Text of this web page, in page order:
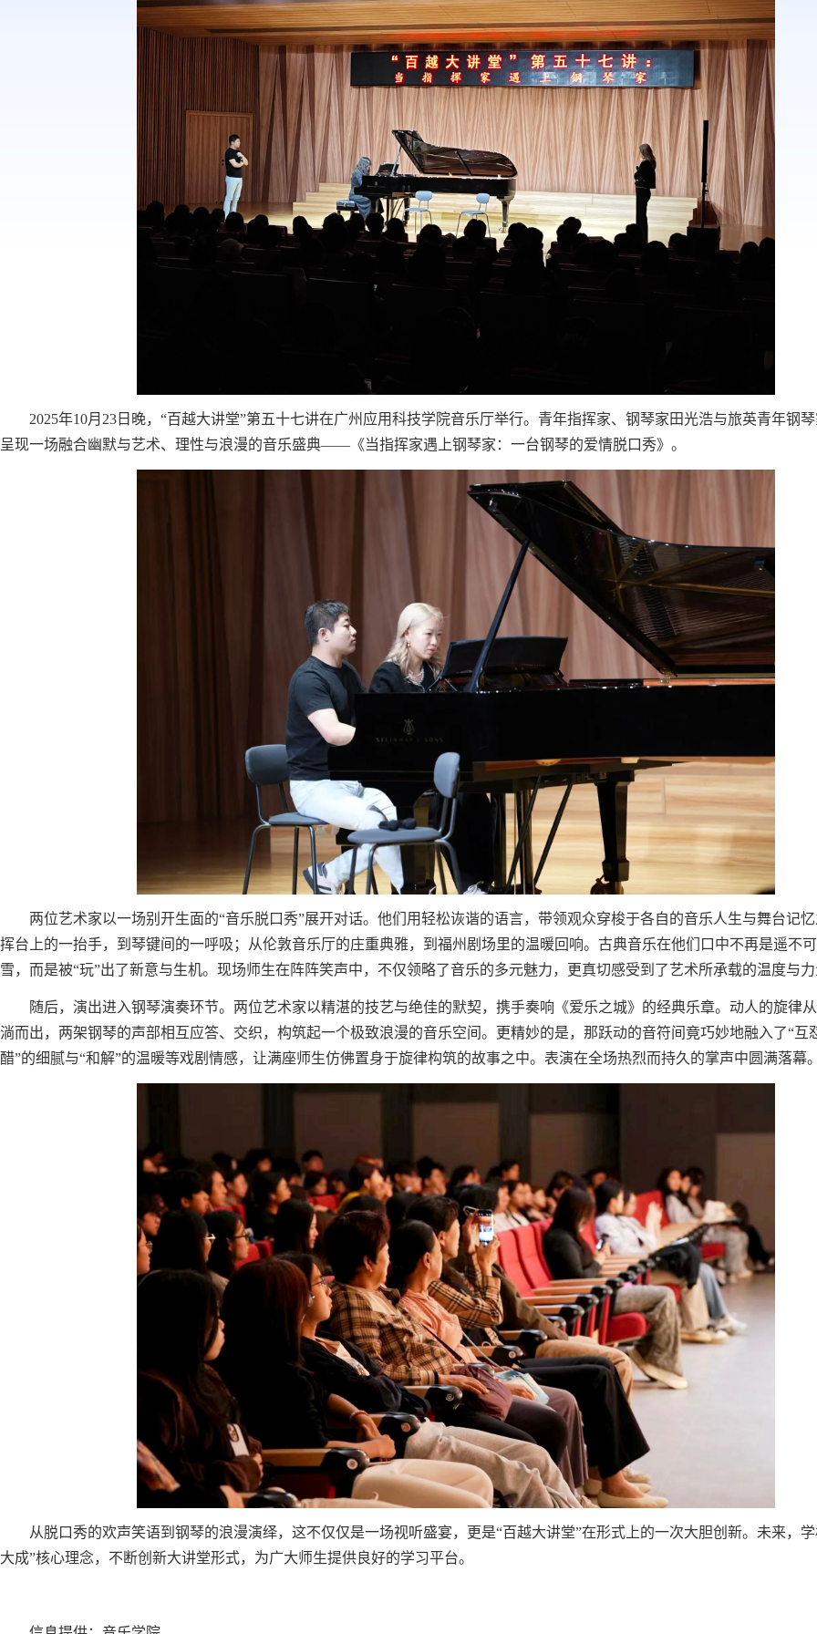
2025年10月23日晚，“百越大讲堂”第五十七讲在广州应用科技学院音乐厅举行。青年指挥家、钢琴家田光浩与旅英青年钢
呈现一场融合幽默与艺术、理性与浪漫的音乐盛典——《当指挥家遇上钢琴家：一台钢琴的爱情脱口秀》。
两位艺术家以一场别开生面的“音乐脱口秀”展开对话。他们用轻松诙谐的语言，带领观众穿梭于各自的音乐人生与舞台
挥台上的一抬手，到琴键间的一呼吸；从伦敦音乐厅的庄重典雅，到福州剧场里的温暖回响。古典音乐在他们口中不再是遥不
雪，而是被“玩”出了新意与生机。现场师生在阵阵笑声中，不仅领略了音乐的多元魅力，更真切感受到了艺术所承载的温度与力
随后，演出进入钢琴演奏环节。两位艺术家以精湛的技艺与绝佳的默契，携手奏响《爱乐之城》的经典乐章。动人的旋律
淌而出，两架钢琴的声部相互应答、交织，构筑起一个极致浪漫的音乐空间。更精妙的是，那跃动的音符间竟巧妙地融入了“互
醋”的细腻与“和解”的温暖等戏剧情感，让满座师生仿佛置身于旋律构筑的故事之中。表演在全场热烈而持久的掌声中圆满落幕。
从脱口秀的欢声笑语到钢琴的浪漫演绎，这不仅仅是一场视听盛宴，更是“百越大讲堂”在形式上的一次大胆创新。未来，
大成”核心理念，不断创新大讲堂形式，为广大师生提供良好的学习平台。